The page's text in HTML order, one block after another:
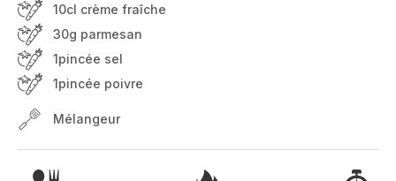
10cl crème fraîche
30g parmesan
1pincée sel
1pincée poivre
Mélangeur